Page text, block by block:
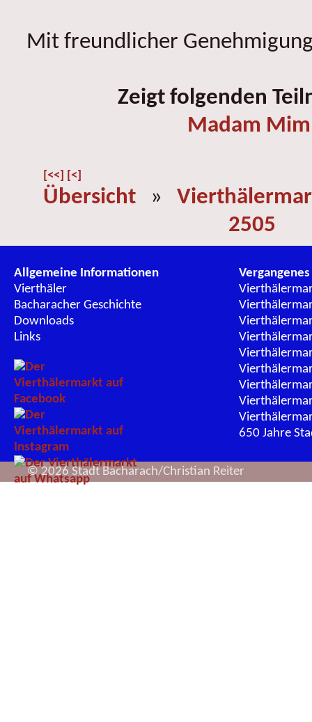
Mit freundlicher
Zeigt folgenden
Madam
[<<] [<]
Übersicht »
2505
Allgemeine Informationen
Vierthäler
Bacharacher Geschichte
Downloads
Links
Vergangenes
650 Jahre
© 2026 Stadt Bacharach/Christian Reiter